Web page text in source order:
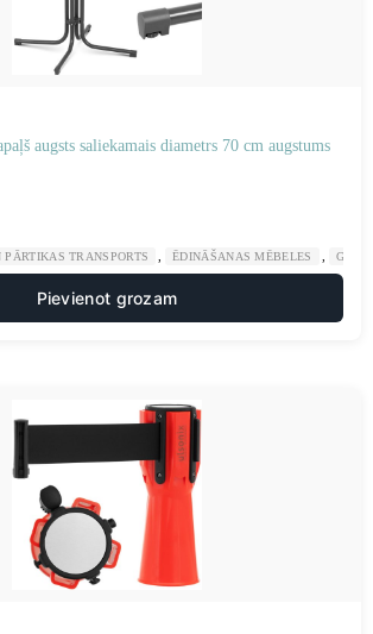
augsts saliekamais diametrs 70 cm augstums
TRANSPORTS ĒDINĀŠANAS MĒBELES
Pievienot grozam